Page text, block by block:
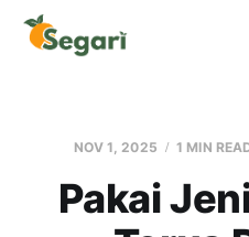
NOV 1, 2025 1 MIN
Pakai